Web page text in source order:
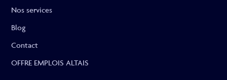
Nos services
Blog
Contact
OFFRE EMPLOIS ALTAIS